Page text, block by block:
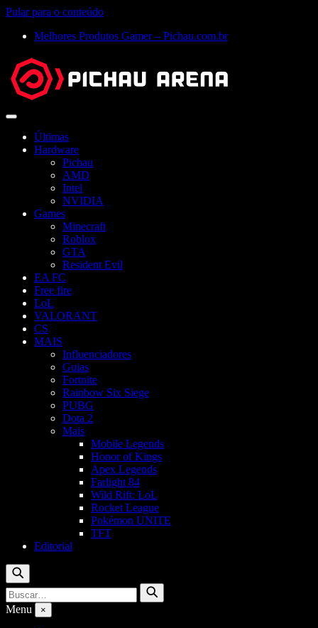
Pular para o conteúdo
Melhores Produtos Gamer – Pichau.com.br
Abrir
Últimas
Hardware
Pichau
AMD
Intel
NVIDIA
Games
Minecraft
Roblox
GTA
Resident Evil
EA FC
Free fire
LoL
VALORANT
CS
MAIS
Influenciadores
Guias
Fortnite
Rainbow Six Siege
PUBG
Dota 2
Mais
Mobile Legends
Honor of Kings
Apex Legends
Farlight 84
Wild Rift: LoL
Rocket League
Pokémon UNITE
TFT
Editorial
Buscar
Buscar
por:
Buscar
Menu ×